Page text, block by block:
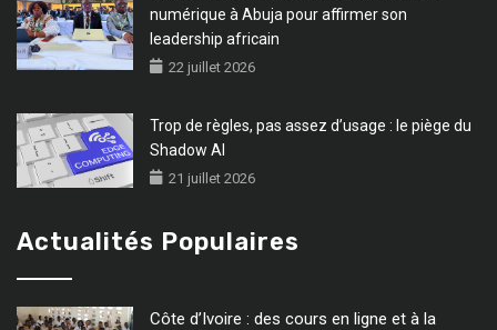
numérique à Abuja pour affirmer son
leadership africain
22 juillet 2026
Trop de règles, pas assez d’usage : le piège du
Shadow AI
21 juillet 2026
Actualités Populaires
Côte d’Ivoire : des cours en ligne et à la